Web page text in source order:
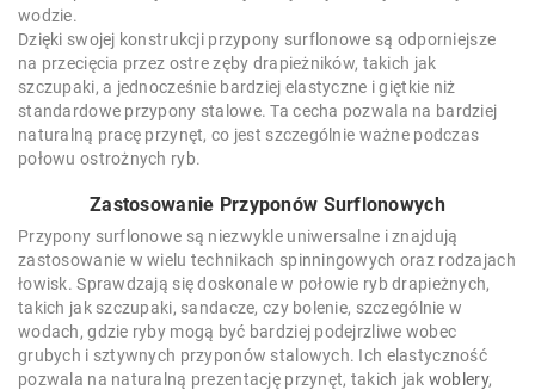
wodzie.
Dzięki swojej konstrukcji przypony surflonowe są odporniejsze
na przecięcia przez ostre zęby drapieżników, takich jak
szczupaki, a jednocześnie bardziej elastyczne i giętkie niż
standardowe przypony stalowe. Ta cecha pozwala na bardziej
naturalną pracę przynęt, co jest szczególnie ważne podczas
połowu ostrożnych ryb.
Zastosowanie Przyponów Surflonowych
Przypony surflonowe są niezwykle uniwersalne i znajdują
zastosowanie w wielu technikach spinningowych oraz rodzajach
łowisk. Sprawdzają się doskonale w połowie ryb drapieżnych,
takich jak szczupaki, sandacze, czy bolenie, szczególnie w
wodach, gdzie ryby mogą być bardziej podejrzliwe wobec
grubych i sztywnych przyponów stalowych. Ich elastyczność
pozwala na naturalną prezentację przynęt, takich jak woblery,